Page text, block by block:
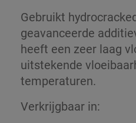
Gebruikt
geavanceerde
heeft een zeer laag
uitstekende
temperaturen.
Verkrijgbaar in: